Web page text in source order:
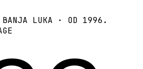
BANJA LUKA · OD 1996.